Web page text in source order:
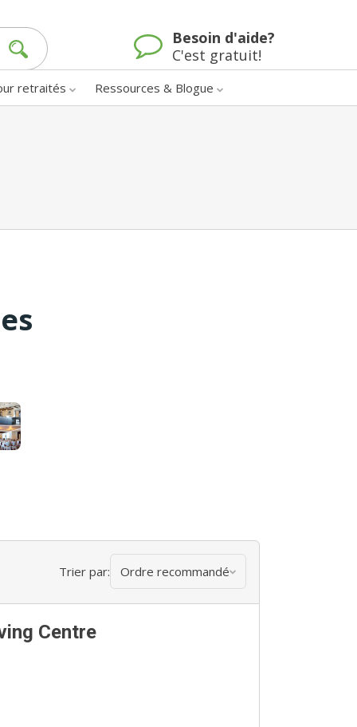
Besoin d'aide?
C'est gratuit!
retraités Ressources & Blogue
Trier par: Ordre recommandé
Centre